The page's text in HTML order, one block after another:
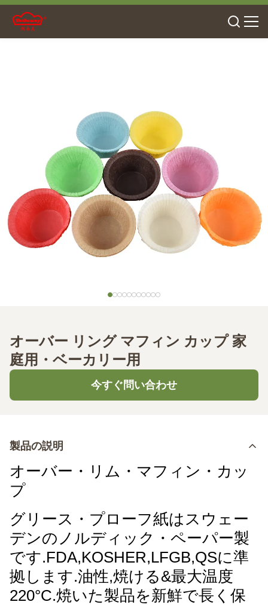
オーバー リング マフィン カップ 家
庭用・ベーカリー用
今すぐ問い合わせ
製品の説明
オーバー・リム・マフィン・カッ
プ
グリース・プローフ紙はスウェー
デンのノルディック・ペーパー製
です.FDA,KOSHER,LFGB,QSに準
拠します.油性,焼ける&最大温度
220°C.焼いた製品を新鮮で長く保